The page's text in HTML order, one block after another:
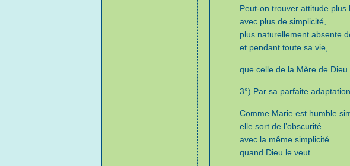
Peut-on trouver attitude plus
avec plus de simplicité,
plus naturellement absente
et pendant toute sa vie,
que celle de la Mère de Dieu
3°) Par sa parfaite
Comme Marie est humble
elle sort de l’obscurité
avec la même simplicité
quand Dieu le veut.